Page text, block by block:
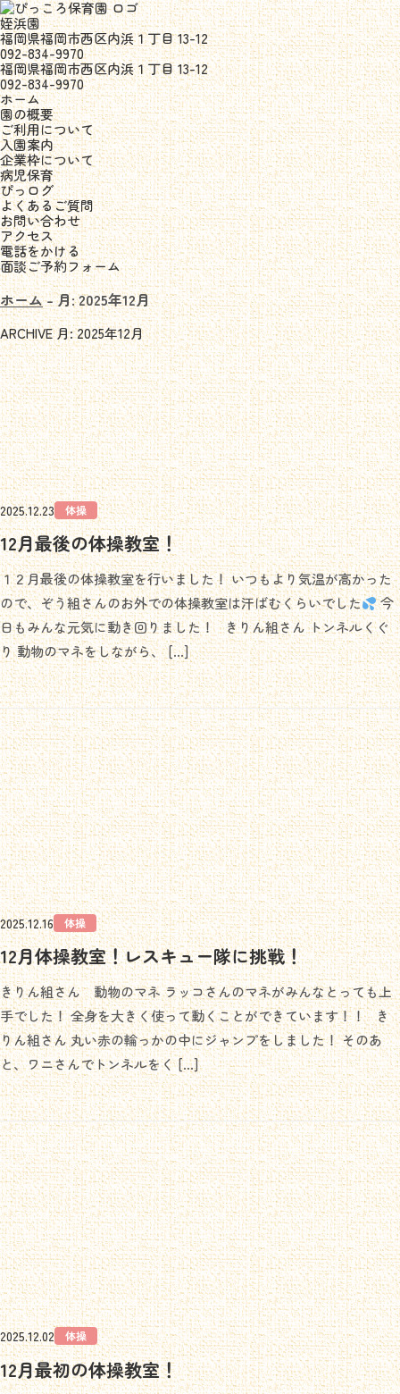
姪浜園
福岡県福岡市西区内浜１丁目 13-12
092-834-9970
福岡県福岡市西区内浜１丁目 13-12
092-834-9970
ホーム
園の概要
ご利用について
入園案内
企業枠について
病児保育
ぴっログ
よくあるご質問
お問い合わせ
アクセス
電話をかける
面談ご予約フォーム
ホーム-月: 2025年12月
ARCHIVE月:2025年12月
2025.12.23 体操
12月最後の体操教室！
１２月最後の体操教室を行いました！ いつもより気温が高かった
ので、ぞう組さんのお外での体操教室は汗ばむくらいでした
今
日もみんな元気に動き回りました！ きりん組さん トンネルくぐ
り 動物のマネをしながら、 […]
2025.12.16 体操
12月体操教室！レスキュー隊に挑戦！
きりん組さん 動物のマネ ラッコさんのマネがみんなとっても上
手でした！ 全身を大きく使って動くことができています！！ き
りん組さん 丸い赤の輪っかの中にジャンプをしました！ そのあ
と、ワニさんでトンネルをく […]
2025.12.02 体操
12月最初の体操教室！